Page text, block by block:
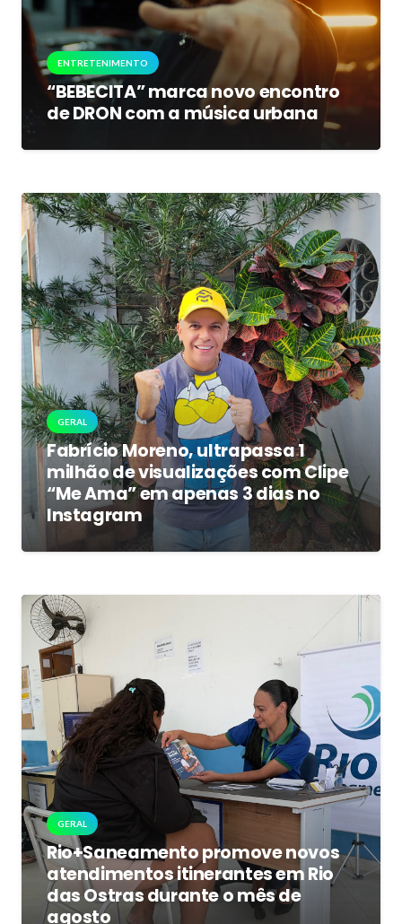
ENTRETENIMENTO
“BEBECITA” marca novo encontro
de DRON com a música urbana
GERAL
Fabrício Moreno, ultrapassa 1
milhão de visualizações com Clipe
“Me Ama” em apenas 3 dias no
Instagram
GERAL
Rio+Saneamento promove novos
atendimentos itinerantes em Rio
das Ostras durante o mês de
agosto